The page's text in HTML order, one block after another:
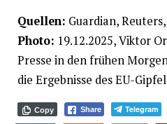
Quellen: Guardian,
Photo: 19.12.2025, Viktor
Presse in den frühen
die Ergebnisse des EU-
Copy Share Telegram